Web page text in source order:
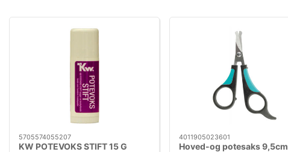
5705574055207
KW POTEVOKS STIFT 15 G
4011905023601
Hoved-og potesaks 9,5cm